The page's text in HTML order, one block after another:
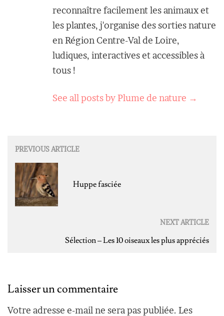
reconnaître facilement les animaux et
les plantes, j'organise des sorties nature
en Région Centre-Val de Loire,
ludiques, interactives et accessibles à
tous !
See all posts by Plume de nature →
Post
navigation
PREVIOUS ARTICLE
Huppe fasciée
NEXT ARTICLE
Sélection – Les 10 oiseaux les plus appréciés
Laisser un commentaire
Votre adresse e-mail ne sera pas publiée. Les